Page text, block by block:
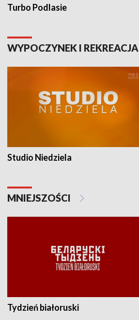
Turbo Podlasie
WYPOCZYNEK I REKREACJA
Studio Niedziela
MNIEJSZOŚCI
Tydzień białoruski